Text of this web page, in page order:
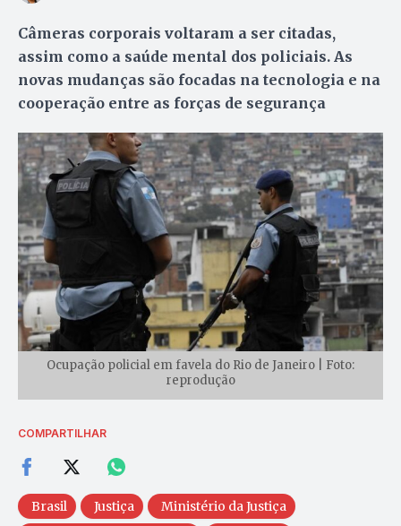
Câmeras corporais voltaram a ser citadas,
assim como a saúde mental dos policiais. As
novas mudanças são focadas na tecnologia e na
cooperação entre as forças de segurança
Ocupação policial em favela do Rio de Janeiro | Foto:
reprodução
COMPARTILHAR
Brasil Justiça
Ministério da Justiça